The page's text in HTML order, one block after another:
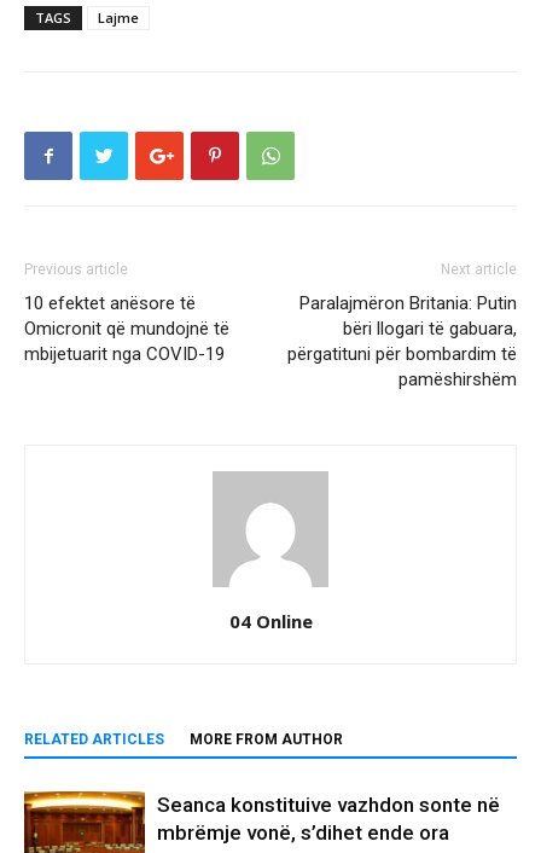
TAGS Lajme
Previous article
10 efektet anësore të
Omicronit që mundojnë të
mbijetuarit nga COVID-19
Next article
Paralajmëron Britania: Putin
bëri llogari të gabuara,
përgatituni për bombardim të
pamëshirshëm
04 Online
RELATED ARTICLES MORE FROM AUTHOR
Seanca konstituive vazhdon sonte në
mbrëmje vonë, s’dihet ende ora